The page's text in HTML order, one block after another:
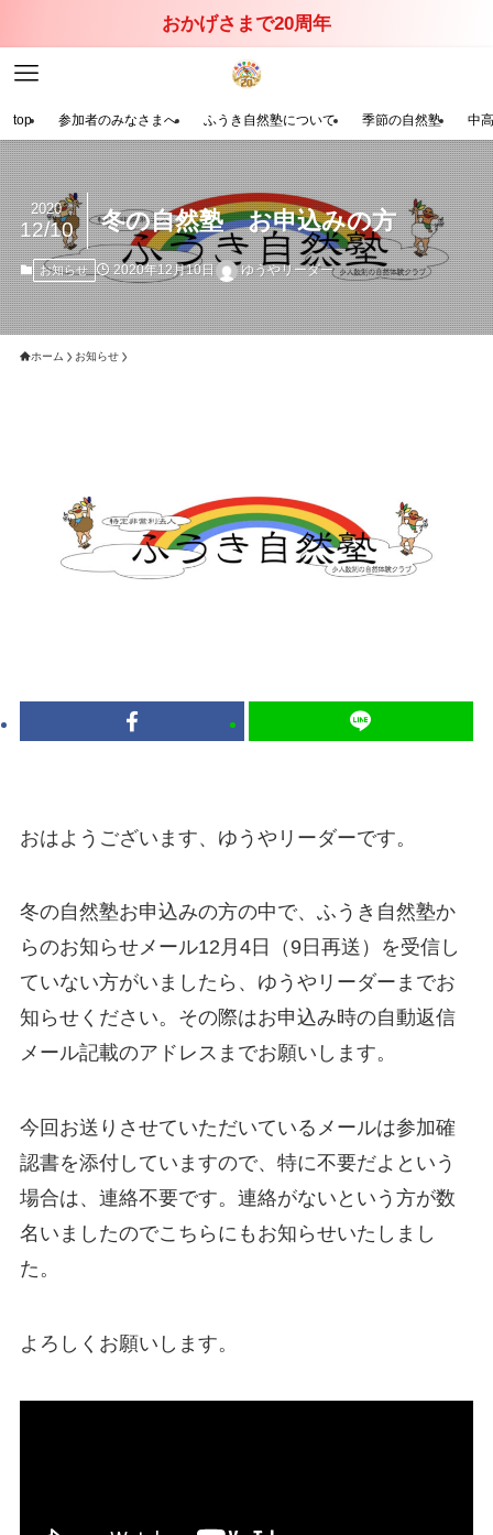
おかげさまで20周年
top 参加者のみなさまへ ふうき自然塾について 季節の自然塾 中
冬の自然塾 お申込みの方
2020
12/10
お知らせ 2020年12月10日 ゆうやリーダー
ホーム お知らせ
おはようございます、ゆうやリーダーです。
冬の自然塾お申込みの方の中で、ふうき自然塾か
らのお知らせメール12月4日（9日再送）を受信し
ていない方がいましたら、ゆうやリーダーまでお
知らせください。その際はお申込み時の自動返信
メール記載のアドレスまでお願いします。
今回お送りさせていただいているメールは参加確
認書を添付していますので、特に不要だよという
場合は、連絡不要です。連絡がないという方が数
名いましたのでこちらにもお知らせいたしまし
た。
よろしくお願いします。